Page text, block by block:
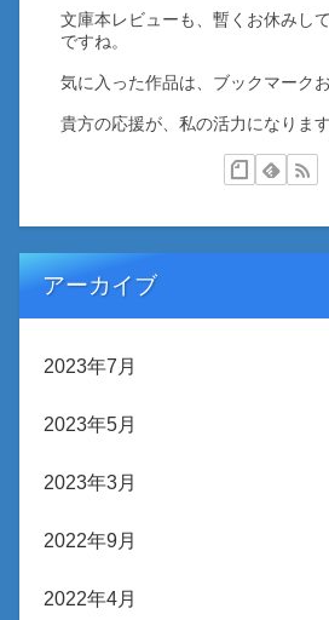
文庫本レビューも、暫くお休みし
ですね。
気に入った作品は、ブックマーク
貴方の応援が、私の活力になります
アーカイブ
2023年7月
2023年5月
2023年3月
2022年9月
2022年4月